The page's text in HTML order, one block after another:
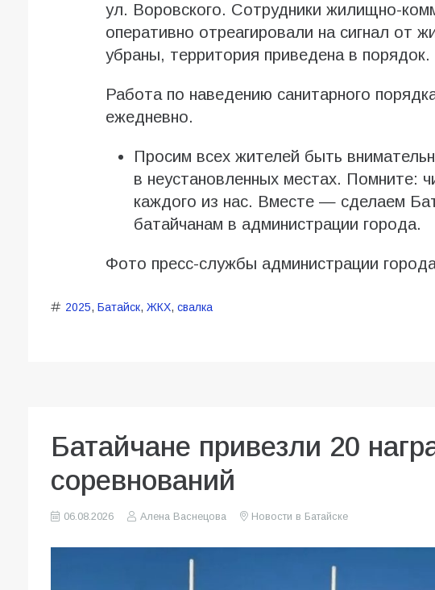
ул. Воровского. Сотрудники жилищно-
оперативно отреагировали на сигнал от
убраны, территория приведена в порядок.
Работа по наведению санитарного
ежедневно.
Просим всех жителей быть
в неустановленных местах. Помните:
каждого из нас. Вместе — сделаем
батайчанам в администрации города.
Фото пресс-службы администрации
2025, Батайск, ЖКХ, свалка
Батайчане привезли 20
соревнований
06.08.2026 Алена Васнецова Новости в Батайске